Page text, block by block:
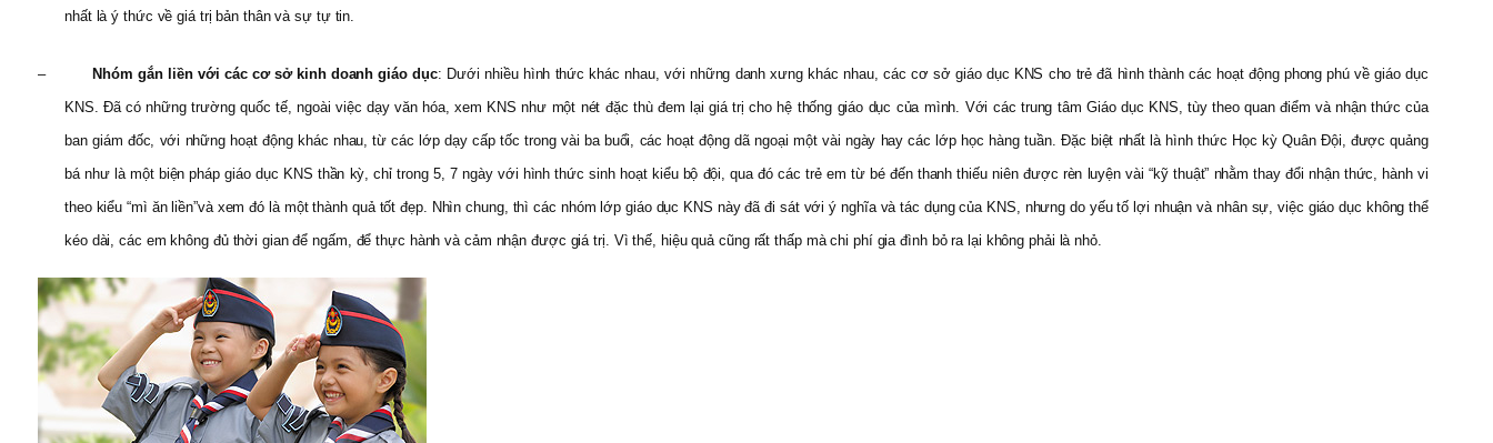
nhất là ý thức về giá trị bản thân và sự tự tin.
– Nhóm gắn liền với các cơ sở kinh doanh giáo dục: Dưới nhiều hình thức khác nhau, với những danh xưng khác nhau, các cơ sở giáo dục KNS cho trẻ đã hình thành các hoạt động phong phú về giáo dục
KNS. Đã có những trường quốc tế, ngoài việc dạy văn hóa, xem KNS như một nét đặc thù đem lại giá trị cho hệ thống giáo dục của mình. Với các trung tâm Giáo dục KNS, tùy theo quan điểm và nhận thức của
ban giám đốc, với những hoạt động khác nhau, từ các lớp dạy cấp tốc trong vài ba buổi, các hoạt động dã ngoại một vài ngày hay các lớp học hàng tuần. Đặc biệt nhất là hình thức Học kỳ Quân Đội, được quảng
bá như là một biện pháp giáo dục KNS thần kỳ, chỉ trong 5, 7 ngày với hình thức sinh hoạt kiểu bộ đội, qua đó các trẻ em từ bé đến thanh thiếu niên được rèn luyện vài “kỹ thuật” nhằm thay đổi nhận thức, hành vi
theo kiểu “mì ăn liền”và xem đó là một thành quả tốt đẹp. Nhìn chung, thì các nhóm lớp giáo dục KNS này đã đi sát với ý nghĩa và tác dụng của KNS, nhưng do yếu tố lợi nhuận và nhân sự, việc giáo dục không thể
kéo dài, các em không đủ thời gian để ngấm, để thực hành và cảm nhận được giá trị. Vì thế, hiệu quả cũng rất thấp mà chi phí gia đình bỏ ra lại không phải là nhỏ.